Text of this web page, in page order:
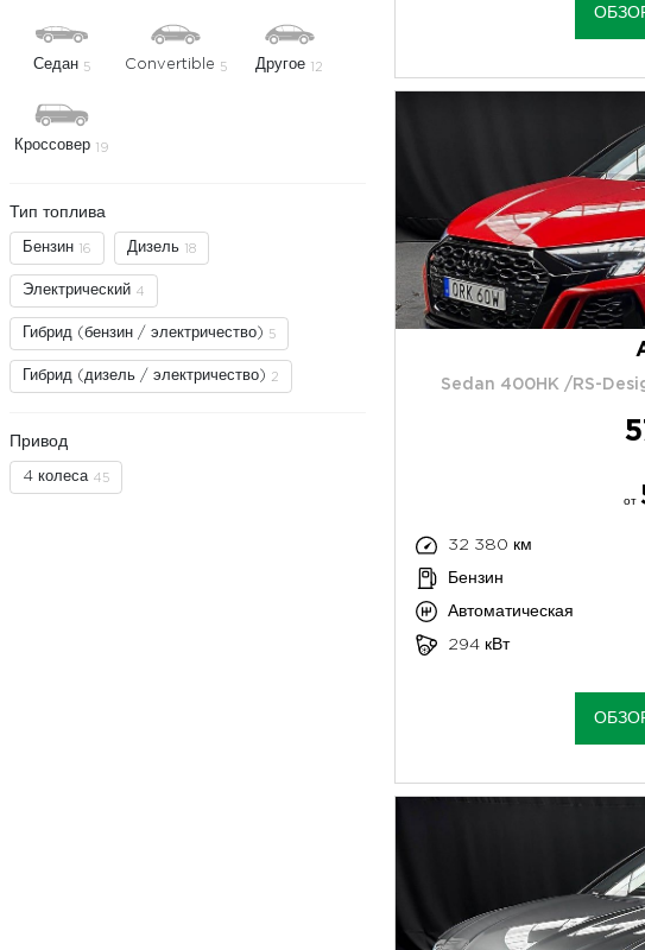
Седан 5 Convertible 5 Другое 12
Кроссовер 19
Тип топлива
Бензин 16 Дизель 18
Электрический 4
Гибрид (бензин / электричество) 5
Гибрид (дизель / электричество) 2
Привод
4 колеса 45
Sedan 400HK /RS-
от
32 380 км
Бензин
Автоматическая
294 кВт